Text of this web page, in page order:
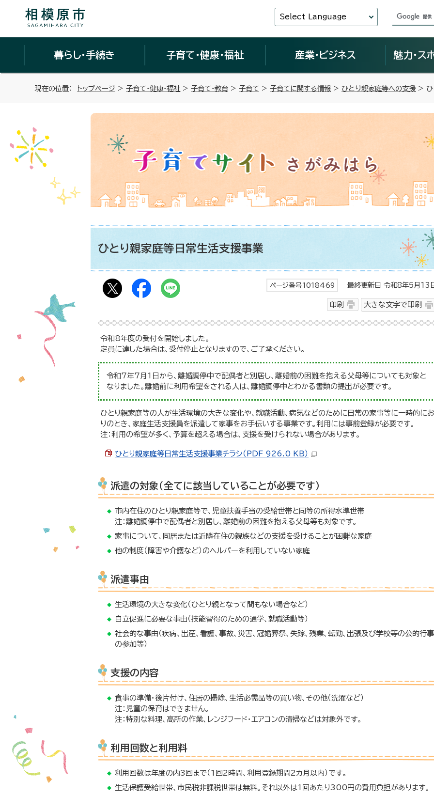
Select Language
暮らし・手続き 子育て・健康・福祉 産業・ビジネス 魅力・ス
現在の位置： トップページ > 子育て・健康・福祉 > 子育て・教育 > 子育て > 子育てに関する情報 > ひとり親家庭等への支援 > ひ
ひとり親家庭等日常生活支援事業
ページ番号1018469 最終更新日 令和8年5月13
印刷 大きな文字で印刷
令和8年度の受付を開始しました。
定員に達した場合は、受付停止となりますので、ご了承ください。
令和7年7月1日から、離婚調停中で配偶者と別居し、離婚前の困難を抱える父母等についても対象と
なりました。離婚前に利用希望をされる人は、離婚調停中とわかる書類の提出が必要です。
ひとり親家庭等の人が生活環境の大きな変化や、就職活動、病気などのために日常の家事等に一時的に
りのとき、家庭生活支援員を派遣して家事をお手伝いする事業です。利用には事前登録が必要です。
注：利用の希望が多く、予算を超える場合は、支援を受けられない場合があります。
ひとり親家庭等日常生活支援事業チラシ（PDF 926.0 KB）
派遣の対象（全てに該当していることが必要です）
市内在住のひとり親家庭等で、児童扶養手当の受給世帯と同等の所得水準世帯
注：離婚調停中で配偶者と別居し、離婚前の困難を抱える父母等も対象です。
家事について、同居または近隣在住の親族などの支援を受けることが困難な家庭
他の制度（障害や介護など）のヘルパーを利用していない家庭
派遣事由
生活環境の大きな変化（ひとり親となって間もない場合など）
自立促進に必要な事由（技能習得のための通学、就職活動等）
社会的な事由（疾病、出産、看護、事故、災害、冠婚葬祭、失踪、残業、転勤、出張及び学校等の公的行
の参加等）
支援の内容
食事の準備・後片付け、住居の掃除、生活必需品等の買い物、その他（洗濯など）
注：児童の保育はできません。
注：特別な料理、高所の作業、レンジフード・エアコンの清掃などは対象外です。
利用回数と利用料
利用回数は年度の内3回まで（1回2時間、利用登録期間2カ月以内）です。
生活保護受給世帯、市民税非課税世帯は無料。それ以外は1回あたり300円の費用負担があります。